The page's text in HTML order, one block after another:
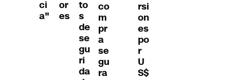
ci
a"
or
es
to
s
de
se
gu
ri
da
co
m
pr
a
se
gu
ra
rsi
on
es
po
r
U
S$